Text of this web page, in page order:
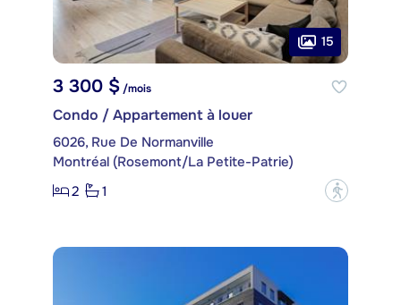
15
3 300 $/mois
Condo / Appartement à louer
6026, Rue De Normanville
Montréal (Rosemont/La Petite-Patrie)
2
1 ?